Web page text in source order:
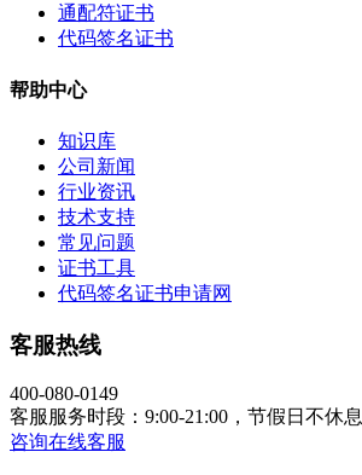
通配符证书
代码签名证书
帮助中心
知识库
公司新闻
行业资讯
技术支持
常见问题
证书工具
代码签名证书申请网
客服热线
400-080-0149
客服服务时段：9:00-21:00，节假日不休息
咨询在线客服